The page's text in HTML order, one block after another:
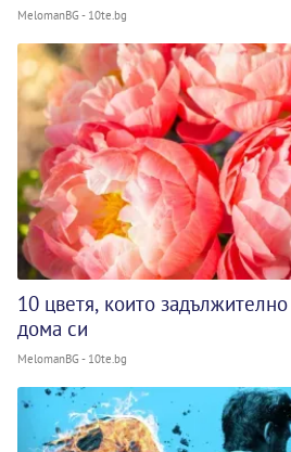
MelomanBG - 10te.bg
10 цветя, които
дома си
MelomanBG - 10te.bg